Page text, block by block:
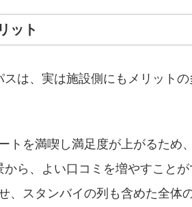
ット
は、実は施設側にもメリット
トを満喫し満足度が上がるため
から、よい口コミを増やすことが
、スタンバイの列も含めた全体